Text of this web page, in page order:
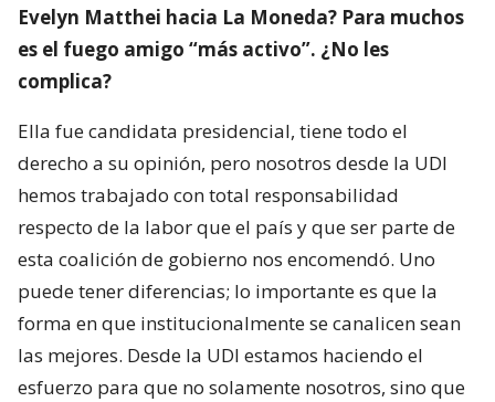
Evelyn Matthei hacia La Moneda? Para muchos
es el fuego amigo “más activo”. ¿No les
complica?
Ella fue candidata presidencial, tiene todo el
derecho a su opinión, pero nosotros desde la UDI
hemos trabajado con total responsabilidad
respecto de la labor que el país y que ser parte de
esta coalición de gobierno nos encomendó. Uno
puede tener diferencias; lo importante es que la
forma en que institucionalmente se canalicen sean
las mejores. Desde la UDI estamos haciendo el
esfuerzo para que no solamente nosotros, sino que